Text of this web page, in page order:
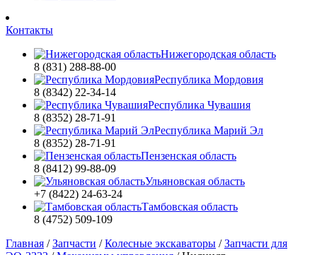
Контакты
Нижегородская область
8 (831) 288-88-00
Республика Мордовия
8 (8342) 22-34-14
Республика Чувашия
8 (8352) 28-71-91
Республика Марий Эл
8 (8352) 28-71-91
Пензенская область
8 (8412) 99-88-09
Ульяновская область
+7 (8422) 24-63-24
Тамбовская область
8 (4752) 509-109
Главная /Запчасти /Колесные экскаваторы /Запчасти для